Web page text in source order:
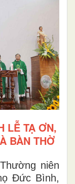
LỄ TẠ ƠN,
BÀN THỜ
niên
Đức Bình,